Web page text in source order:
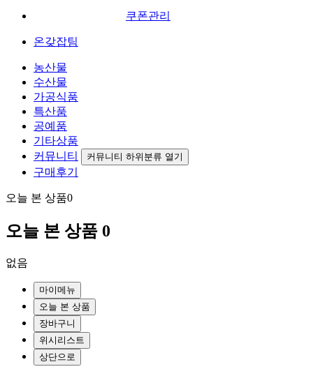
쿠폰관리
온갖잡팀
농산물
수산물
가공식품
특산품
공예품
기타상품
커뮤니티
커뮤니티 하위분류 열기
구매후기
오늘 본 상품0
오늘 본 상품 0
없음
마이메뉴
오늘 본 상품
장바구니
위시리스트
상단으로